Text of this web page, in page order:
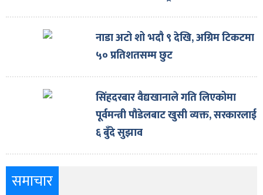
नाडा अटो शो भदौ ९ देखि, अग्रिम टिकटमा
५० प्रतिशतसम्म छुट
सिंहदरबार वैद्यखानाले गति लिएकोमा
पूर्वमन्त्री पौडेलबाट खुसी व्यक्त, सरकारलाई
६ बुँदे सुझाव
समाचार